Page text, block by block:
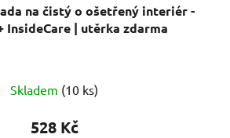
na čistý o ošetřený interiér -
InsideCare | utěrka zdarma
Skladem (10 ks)
528 Kč